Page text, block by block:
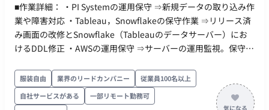
(Gemini API) などのLLM/VLM環境、またはOpenCV等の画像処
理ライブラリ（選定からお任せします） ■働き方 ・稼働量：週3
日〜（3ヶ月間で合計160時間程度を想定） ※稼働バランスのイ
メージ：1ヶ月目 32時間（要件整理・技術選定）/ 2ヶ月目 96時
間（システム構築・テスト）/ 3ヶ月目 32時間（10月の撮影デ
ータ解析・運用サポート） ・リモート稼働：フルリモート ・フ
レックス稼働：可能
■作業詳細： ・PI Systemの運用保守 ⇒新規データの取り込み作
業や障害対応 ・Tableau，Snowflakeの保守作業 ⇒リリース済
み画面の改修とSnowflake（Tableauのデータサーバー）にお
けるDDL修正 ・AWSの運用保守 ⇒サーバーの運用監視。保守作
大阪と福島へ出張の可能性あり ■面談回数：1回
服装自由 業界のリードカンパニー
従業員100名以上
自社サービスがある
一部リモート勤務可